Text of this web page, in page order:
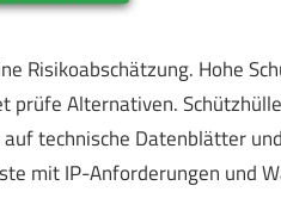
Risikoabschätzung. Hohe
Alternativen.
technische Datenblätter
mit IP-Anforderungen und